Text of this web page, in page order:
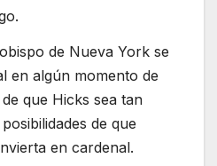
de Nueva York se
en algún momento de
que Hicks sea tan
de que
en cardenal.